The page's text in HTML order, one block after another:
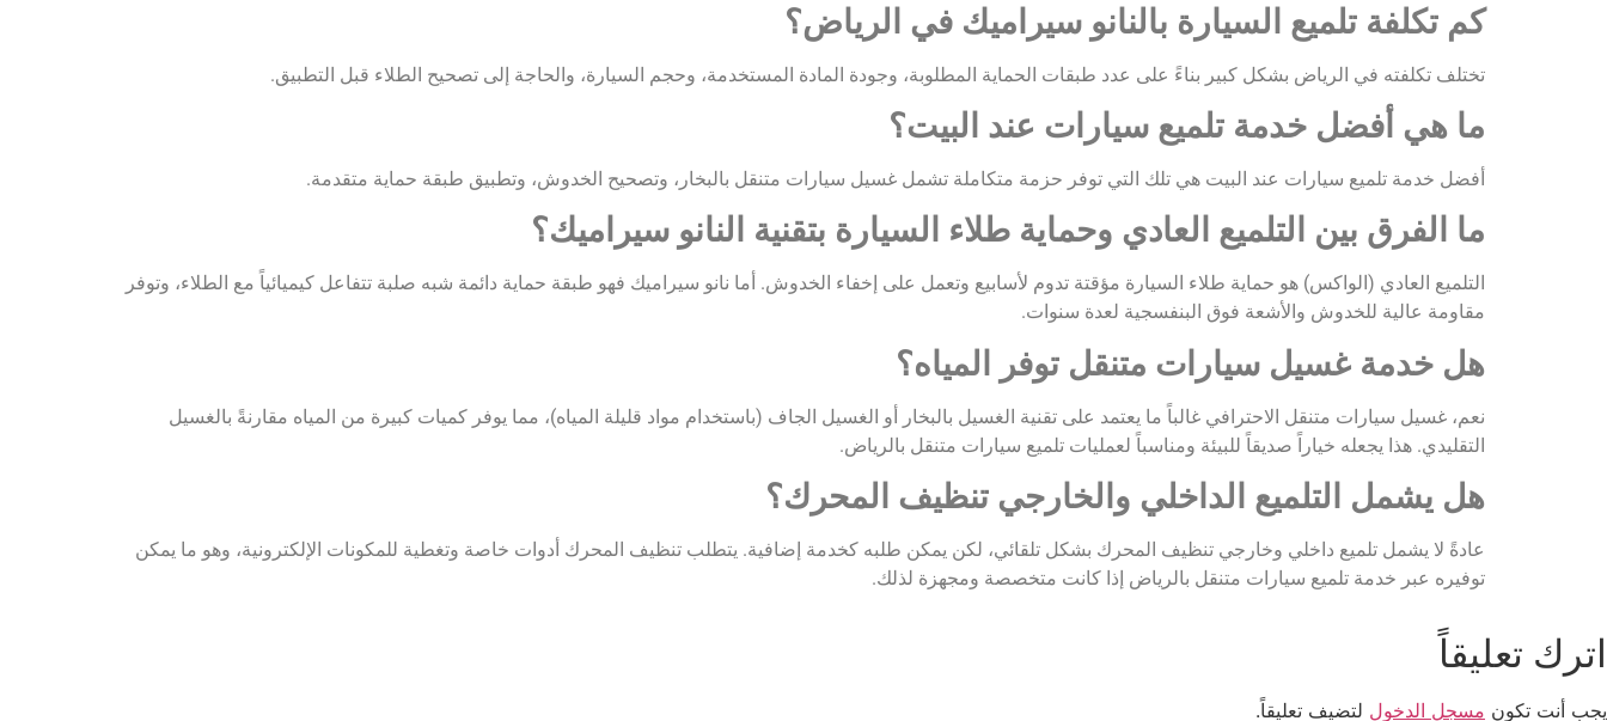
كم تكلفة تلميع السيارة بالنانو سيراميك في الرياض؟
تختلف تكلفته في الرياض بشكل كبير بناءً على عدد طبقات الحماية المطلوبة، وجودة المادة المستخدمة، وحجم السيارة، والحاجة إلى تصحيح الطلاء قبل التطبيق.
ما هي أفضل خدمة تلميع سيارات عند البيت؟
أفضل خدمة تلميع سيارات عند البيت هي تلك التي توفر حزمة متكاملة تشمل غسيل سيارات متنقل بالبخار، وتصحيح الخدوش، وتطبيق طبقة حماية متقدمة.
ما الفرق بين التلميع العادي وحماية طلاء السيارة بتقنية النانو سيراميك؟
التلميع العادي (الواكس) هو حماية طلاء السيارة مؤقتة تدوم لأسابيع وتعمل على إخفاء الخدوش. أما نانو سيراميك فهو طبقة حماية دائمة شبه صلبة تتفاعل كيميائياً مع الطلاء، وتوفر
مقاومة عالية للخدوش والأشعة فوق البنفسجية لعدة سنوات.
هل خدمة غسيل سيارات متنقل توفر المياه؟
نعم، غسيل سيارات متنقل الاحترافي غالباً ما يعتمد على تقنية الغسيل بالبخار أو الغسيل الجاف (باستخدام مواد قليلة المياه)، مما يوفر كميات كبيرة من المياه مقارنةً بالغسيل
التقليدي. هذا يجعله خياراً صديقاً للبيئة ومناسباً لعمليات تلميع سيارات متنقل بالرياض.
هل يشمل التلميع الداخلي والخارجي تنظيف المحرك؟
عادةً لا يشمل تلميع داخلي وخارجي تنظيف المحرك بشكل تلقائي، لكن يمكن طلبه كخدمة إضافية. يتطلب تنظيف المحرك أدوات خاصة وتغطية للمكونات الإلكترونية، وهو ما يمكن
توفيره عبر خدمة تلميع سيارات متنقل بالرياض إذا كانت متخصصة ومجهزة لذلك.
اترك تعليقاً
يجب أنت تكون مسجل الدخول لتضيف تعليقاً.